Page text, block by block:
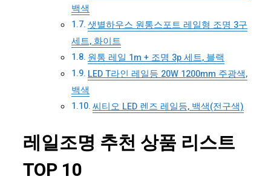
백색
샛별하우스 원통스포트 레일형 조명 3구
세트, 화이트
원통 레일 1m + 조명 3p 세트, 블랙
LED T라인 레일등 20W 1200mm 주광색,
백색
씨티오 LED 렌즈 레일등, 백색(전구색)
레일조명 추천 상품 리스트
TOP 10